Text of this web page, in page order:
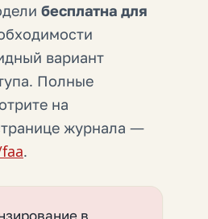
бесплатна для
вариант
Полные
на
журнала —
.